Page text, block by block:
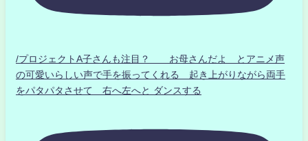
/プロジェクトA子さんも注目？ お母さんだよ とアニメ声
の可愛いらしい声で手を振ってくれる 起き上がりながら両手
をパタパタさせて 右へ左へと ダンスする